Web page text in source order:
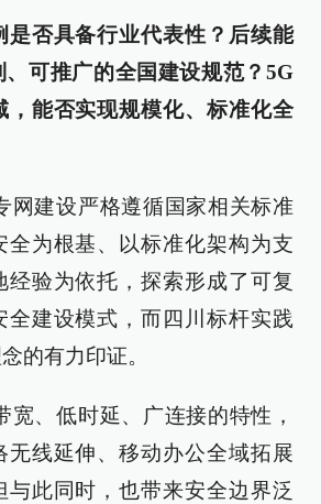
是否具备行业代表性？后续能
可推广的全国建设规范？5G
，能否实现规模化、标准化全
网建设严格遵循国家相关标准
全为根基、以标准化架构为支
经验为依托，探索形成了可复
全建设模式，而四川标杆实践
的有力印证。
宽、低时延、广连接的特性，
无线延伸、移动办公全域拓展
与此同时，也带来安全边界泛